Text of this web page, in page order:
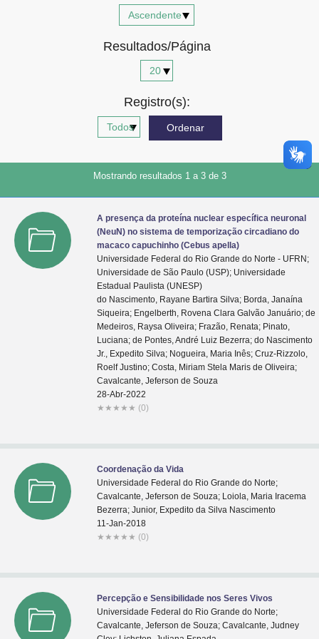
Resultados/Página
Registro(s):
Mostrando resultados 1 a 3 de 3
A presença da proteína nuclear específica neuronal
(NeuN) no sistema de temporização circadiano do
macaco capuchinho (Cebus apella)
Universidade Federal do Rio Grande do Norte - UFRN;
Universidade de São Paulo (USP); Universidade
Estadual Paulista (UNESP)
do Nascimento, Rayane Bartira Silva; Borda, Janaína
Siqueira; Engelberth, Rovena Clara Galvão Januário; de
Medeiros, Raysa Oliveira; Frazão, Renata; Pinato,
Luciana; de Pontes, André Luiz Bezerra; do Nascimento
Jr., Expedito Silva; Nogueira, Maria Inês; Cruz-Rizzolo,
Roelf Justino; Costa, Miriam Stela Maris de Oliveira;
Cavalcante, Jeferson de Souza
28-Abr-2022
★ ★ ★ ★ ★ (0)
Coordenação da Vida
Universidade Federal do Rio Grande do Norte;
Cavalcante, Jeferson de Souza; Loiola, Maria Iracema
Bezerra; Junior, Expedito da Silva Nascimento
11-Jan-2018
★ ★ ★ ★ ★ (0)
Percepção e Sensibilidade nos Seres Vivos
Universidade Federal do Rio Grande do Norte;
Cavalcante, Jeferson de Souza; Cavalcante, Judney